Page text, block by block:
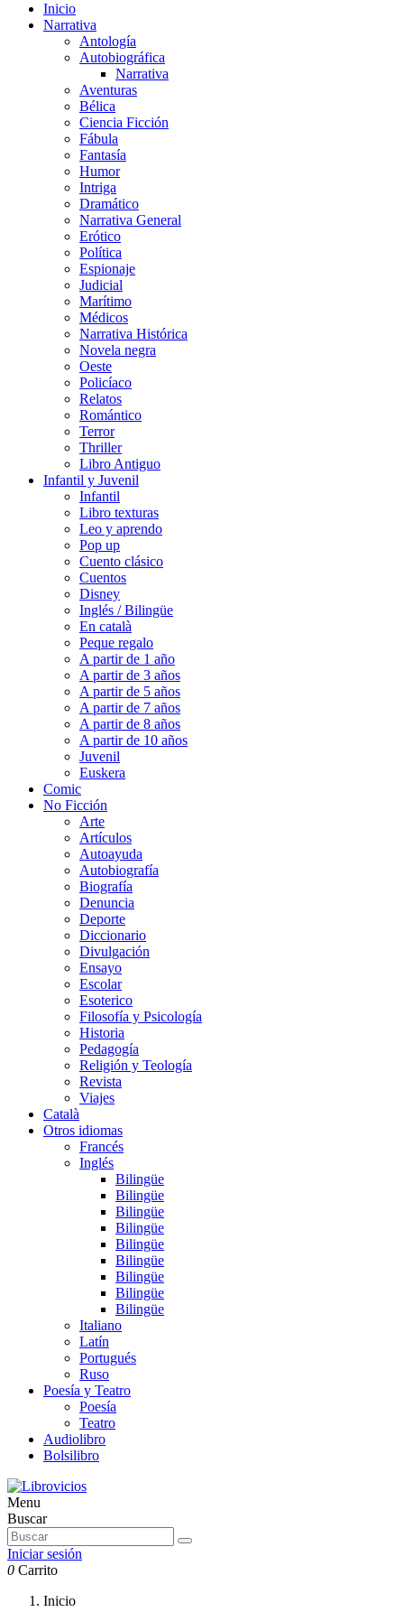
Inicio
Narrativa
Antología
Autobiográfica
Narrativa
Aventuras
Bélica
Ciencia Ficción
Fábula
Fantasía
Humor
Intriga
Dramático
Narrativa General
Erótico
Política
Espionaje
Judicial
Marítimo
Médicos
Narrativa Histórica
Novela negra
Oeste
Policíaco
Relatos
Romántico
Terror
Thriller
Libro Antiguo
Infantil y Juvenil
Infantil
Libro texturas
Leo y aprendo
Pop up
Cuento clásico
Cuentos
Disney
Inglés / Bilingüe
En català
Peque regalo
A partir de 1 año
A partir de 3 años
A partir de 5 años
A partir de 7 años
A partir de 8 años
A partir de 10 años
Juvenil
Euskera
Comic
No Ficción
Arte
Artículos
Autoayuda
Autobiografía
Biografía
Denuncia
Deporte
Diccionario
Divulgación
Ensayo
Escolar
Esoterico
Filosofía y Psicología
Historia
Pedagogía
Religión y Teología
Revista
Viajes
Català
Otros idiomas
Francés
Inglés
Bilingüe
Bilingüe
Bilingüe
Bilingüe
Bilingüe
Bilingüe
Bilingüe
Bilingüe
Bilingüe
Italiano
Latín
Portugués
Ruso
Poesía y Teatro
Poesía
Teatro
Audiolibro
Bolsilibro
Menu
Buscar
Iniciar sesión
0 Carrito
Inicio